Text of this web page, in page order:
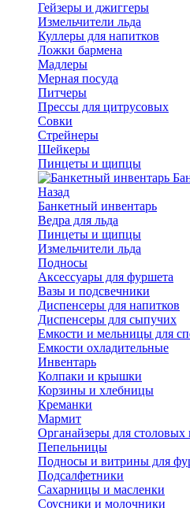
Гейзеры и джиггеры
Измельчители льда
Куллеры для напитков
Ложки бармена
Мадлеры
Мерная посуда
Питчеры
Прессы для цитрусовых
Совки
Стрейнеры
Шейкеры
Пинцеты и щипцы
Назад
Банкетный инвентарь
Ведра для льда
Пинцеты и щипцы
Измельчители льда
Подносы
Аксессуары для фуршета
Вазы и подсвечники
Диспенсеры для напитков
Диспенсеры для сыпучих
Емкости и мельницы для
Емкости охладительные
Инвентарь
Колпаки и крышки
Корзины и хлебницы
Креманки
Мармит
Органайзеры для столовых
Пепельницы
Подносы и витрины для
Подсалфетники
Сахарницы и масленки
Соусники и молочники